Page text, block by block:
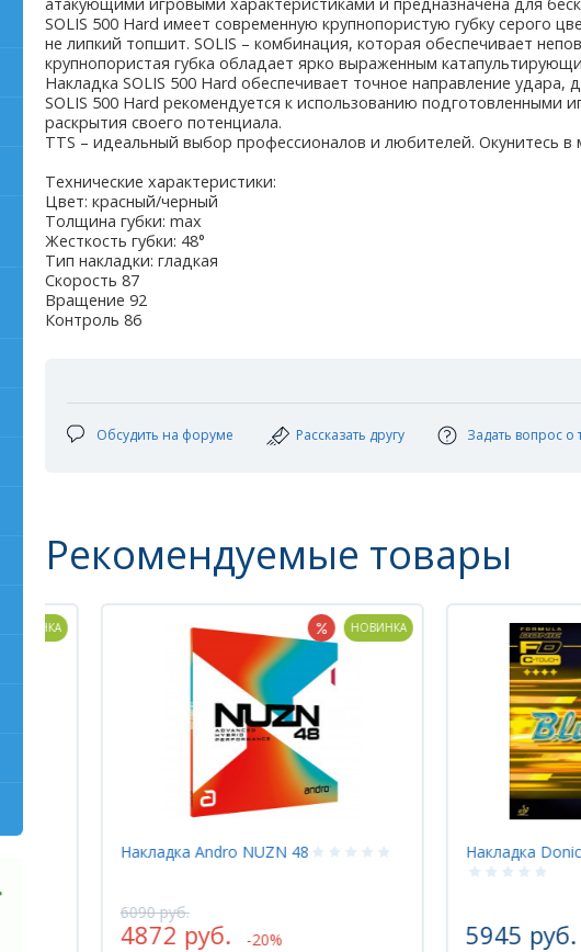
SOLIS 500 Hard имеет современную крупнопористую губку серого
не липкий топшит. SOLIS – комбинация, которая обеспечивает
крупнопористая губка обладает ярко выраженным
Накладка SOLIS 500 Hard обеспечивает точное направление
SOLIS 500 Hard рекомендуется к использованию подготовленными
раскрытия своего потенциала.
TTS – идеальный выбор профессионалов и любителей. Окунитесь в
Технические характеристики:
Цвет: красный/черный
Толщина губки: max
Жесткость губки: 48°
Тип накладки: гладкая
Скорость 87
Вращение 92
Контроль 86
Обсудить на форуме Рассказать другу Задать вопрос о
Рекомендуемые товары
НОВИНКА НОВИНКА
Накладка Andro NUZN 48
6090 руб.
4872 руб. -20%
Накладка Donic
5945 руб.